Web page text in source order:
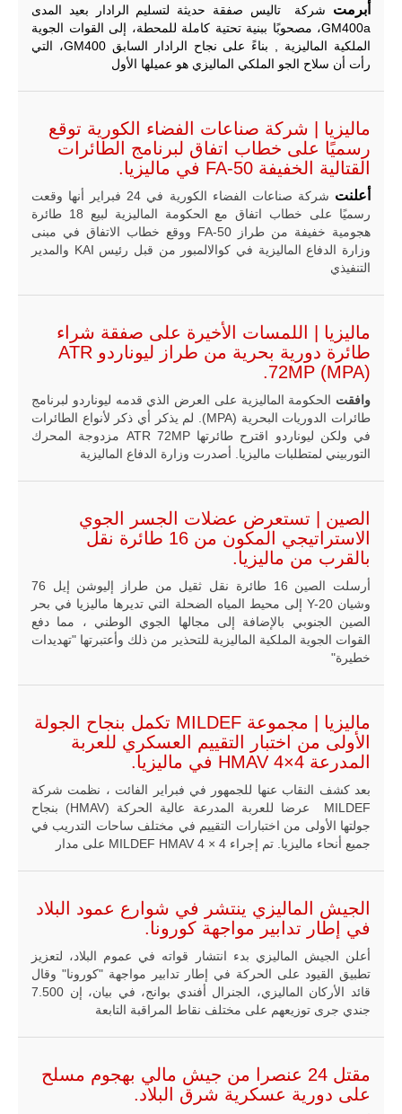
ليبيا | إنطلاق
تدريبات
فلينتلوك
جيوش وقادة
بمدينة سرت
الليبية.
في خطوة
جديد لإمكانية
تقريب
المسافات بين
المؤسستين
العسكريتين في
شرق البلاد
حضور دولي
تقوده الولايات
المتحدة وشراكة
منقسمة منذ…
للمزيد
أبرمت شركة تاليس صفقة حديثة لتسليم الرادار بعيد المدى
GM400a، مصحوبًا ببنية تحتية كاملة للمحطة، إلى القوات الجوية
الملكية الماليزية , بناءً على نجاح الرادار السابق GM400، التي
رأت أن سلاح الجو الملكي الماليزي هو عميلها الأول
ماليزيا | شركة صناعات الفضاء الكورية توقع
رسميًا على خطاب اتفاق لبرنامج الطائرات
القتالية الخفيفة FA-50 في ماليزيا.
أعلنت
شركة صناعات الفضاء الكورية في 24 فبراير أنها وقعت
رسميًا على خطاب اتفاق مع الحكومة الماليزية لبيع 18 طائرة
هجومية خفيفة من طراز FA-50 ووقع خطاب الاتفاق في مبنى
وزارة الدفاع الماليزية في كوالالمبور من قبل رئيس KAI والمدير
التنفيذي
ماليزيا | اللمسات الأخيرة على صفقة شراء
طائرة دورية بحرية من طراز ليوناردو ATR
72MP (MPA).
وافقت الحكومة الماليزية على العرض الذي قدمه ليوناردو لبرنامج
طائرات الدوريات البحرية (MPA). لم يذكر أي ذكر لأنواع الطائرات
في ولكن ليوناردو اقترح طائرتها ATR 72MP مزدوجة المحرك
التوربيني لمتطلبات ماليزيا. أصدرت وزارة الدفاع الماليزية
الصين | تستعرض عضلات الجسر الجوي
الاستراتيجي المكون من 16 طائرة نقل
بالقرب من ماليزيا.
أرسلت الصين 16 طائرة نقل ثقيل من طراز إليوشن إيل 76
وشيان Y-20 إلى محيط المياه الضحلة التي تديرها ماليزيا في بحر
الصين الجنوبي بالإضافة إلى مجالها الجوي الوطني ، مما دفع
القوات الجوية الملكية الماليزية للتحذير من ذلك وأعتبرتها "تهديدات
خطيرة"
ماليزيا | مجموعة MILDEF تكمل بنجاح الجولة
الأولى من اختبار التقييم العسكري للعربة
المدرعة HMAV 4×4 في ماليزيا.
بعد كشف النقاب عنها للجمهور في فبراير الفائت ، نظمت شركة
MILDEF عرضا للعربة المدرعة عالية الحركة (HMAV) بنجاح
جولتها الأولى من اختبارات التقييم في مختلف ساحات التدريب في
جميع أنحاء ماليزيا. تم إجراء MILDEF HMAV 4 × 4 على مدار
الجيش الماليزي ينتشر في شوارع عمود البلاد
في إطار تدابير مواجهة كورونا.
أعلن الجيش الماليزي بدء انتشار قواته في عموم البلاد، لتعزيز
تطبيق القيود على الحركة في إطار تدابير مواجهة "كورونا" وقال
قائد الأركان الماليزي، الجنرال أفندي بوانج، في بيان، إن 7.500
جندي جرى توزيعهم على مختلف نقاط المراقبة التابعة
مقتل 24 عنصرا من جيش مالي بهجوم مسلح
على دورية عسكرية شرق البلاد.